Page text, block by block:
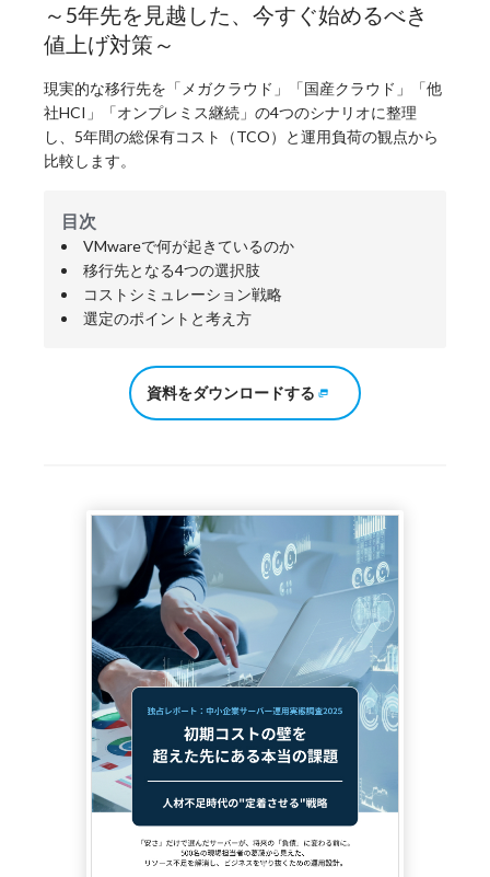
～5年先を見越した、今すぐ始めるべき
値上げ対策～
現実的な移行先を「メガクラウド」「国産クラウド」「他
社HCI」「オンプレミス継続」の4つのシナリオに整理
し、5年間の総保有コスト（TCO）と運用負荷の観点から
比較します。
目次
VMwareで何が起きているのか
移行先となる4つの選択肢
コストシミュレーション戦略
選定のポイントと考え方
資料をダウンロードする